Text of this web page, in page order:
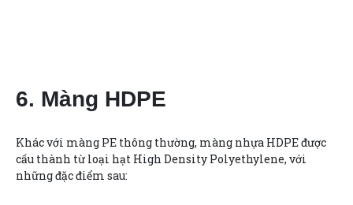
6. Màng HDPE
Khác với màng PE thông thường, màng nhựa HDPE được
cấu thành từ loại hạt High Density Polyethylene, với
những đặc điểm sau: